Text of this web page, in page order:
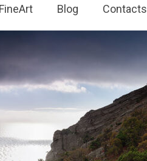
FineArt Blog Contacts